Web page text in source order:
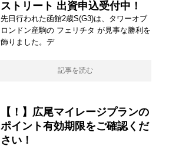
ストリート 出資申込受付中！
先日行われた函館2歳S(G3)は、タワーオブ
ロンドン産駒の フェリチタ が見事な勝利を
飾りました。デ
記事を読む
【！】広尾マイレージプランの
ポイント有効期限をご確認くだ
さい！